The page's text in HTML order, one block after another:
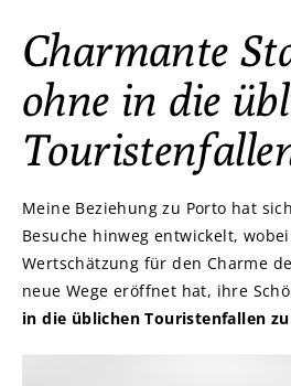
Charmante
ohne in die
Meine Beziehung zu Porto hat
Besuche hinweg entwickelt,
Wertschätzung für den Charme
neue Wege eröffnet hat, ihre
in die üblichen Touristenfallen